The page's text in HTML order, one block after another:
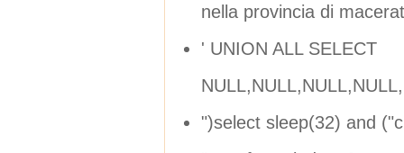
nella provincia di
' UNION ALL SELECT
")select sleep(32) and